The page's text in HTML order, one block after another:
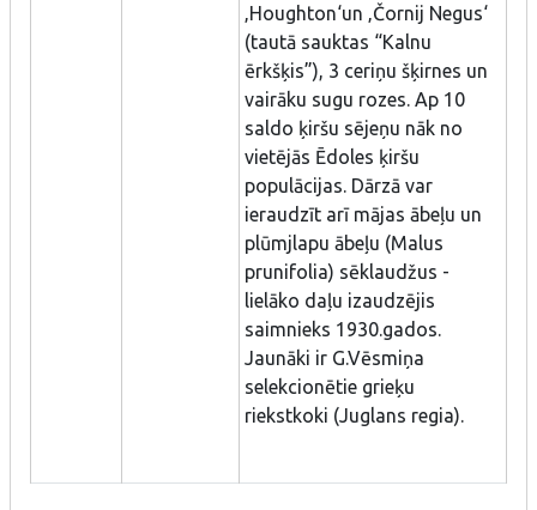
‚Houghton‘un ‚Čornij Negus‘
(tautā sauktas “Kalnu
ērkšķis”), 3 ceriņu šķirnes un
vairāku sugu rozes. Ap 10
saldo ķiršu sējeņu nāk no
vietējās Ēdoles ķiršu
populācijas. Dārzā var
ieraudzīt arī mājas ābeļu un
plūmjlapu ābeļu (Malus
prunifolia) sēklaudžus -
lielāko daļu izaudzējis
saimnieks 1930.gados.
Jaunāki ir G.Vēsmiņa
selekcionētie grieķu
riekstkoki (Juglans regia).